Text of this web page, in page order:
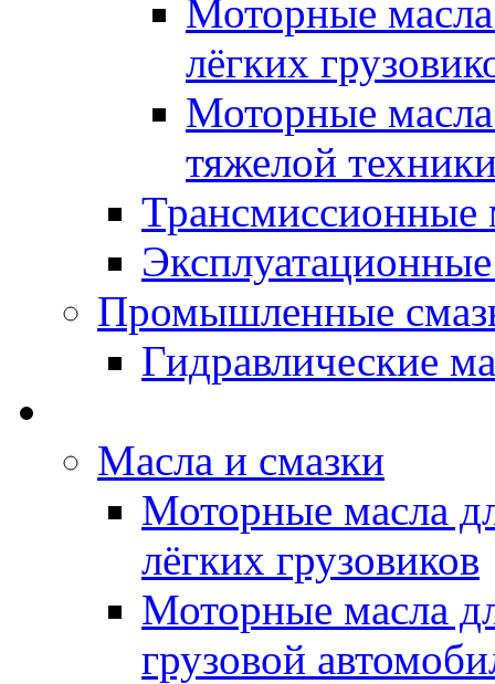
Моторные
лёгких
Моторные
тяжелой
Трансмиссионные
Промышленные
Гидравлические
Масла и смазки
Моторные масла
лёгких грузовиков
Моторные масла
грузовой